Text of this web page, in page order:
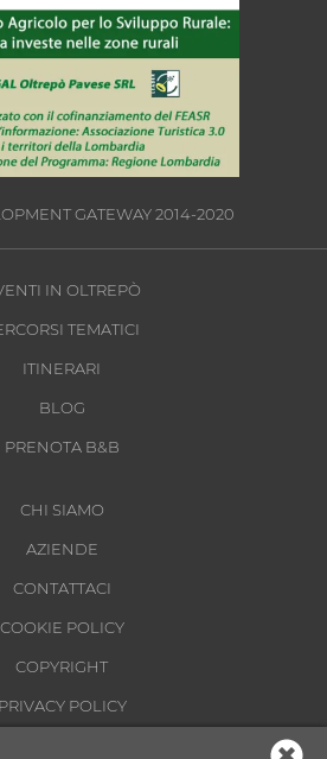
GATEWAY 2014-2020
IN OLTREPÒ
TEMATICI
ITINERARI
BLOG
PRENOTA B&B
CHI SIAMO
AZIENDE
CONTATTACI
COOKIE POLICY
COPYRIGHT
PRIVACY POLICY